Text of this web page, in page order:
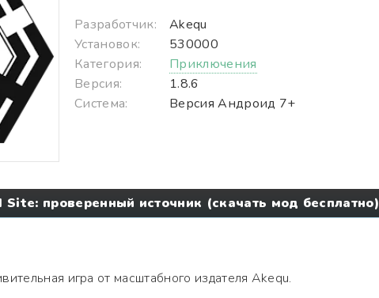
Разработчик:
Akequ
Установок:
530000
Категория:
Приключения
Версия:
1.8.6
Система:
Версия Андроид 7+
Site: проверенный источник (скачать мод бесплатно)
игра от масштабного издателя Akequ.